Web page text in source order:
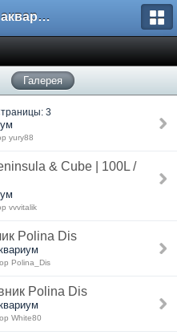
Морской аквариум. Форумы ReefCentral.ru
Галерея
3
yury88
& Cube | 100L /
vvvitalik
Polina Dis
Polina_Dis
Polina Dis
White80